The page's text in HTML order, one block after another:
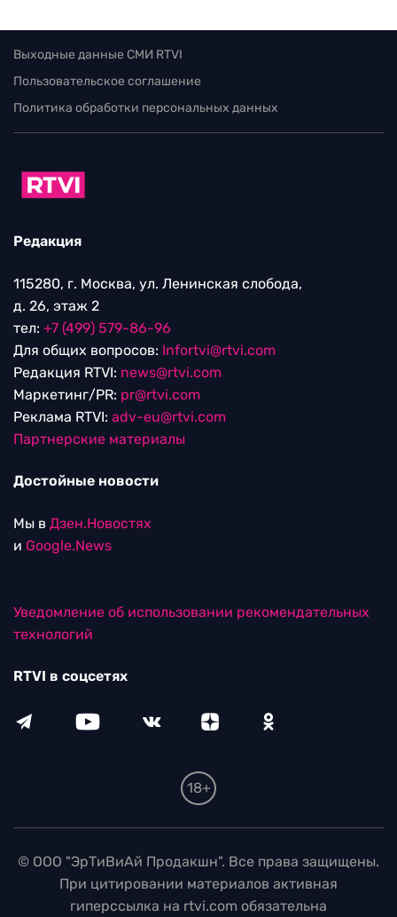
Выходные данные СМИ RTVI
Пользовательское соглашение
Политика обработки персональных данных
Редакция
115280, г. Москва, ул. Ленинская слобода,
д. 26, этаж 2
тел: +7 (499) 579-86-96
Для общих вопросов: Infortvi@rtvi.com
Редакция RTVI: news@rtvi.com
Маркетинг/PR: pr@rtvi.com
Реклама RTVI: adv-eu@rtvi.com
Партнерские материалы
Достойные новости
Мы в Дзен.Новостях
и Google.News
Уведомление об использовании рекомендательных
технологий
RTVI в соцсетях
18+
© ООО "ЭрТиВиАй Продакшн". Все права защищены.
При цитировании материалов активная
гиперссылка на rtvi.com обязательна